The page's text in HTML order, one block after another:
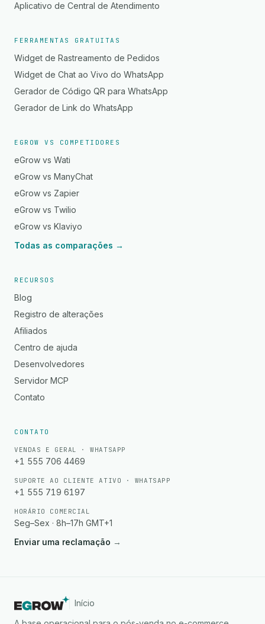
Aplicativo de Central de Atendimento
FERRAMENTAS GRATUITAS
Widget de Rastreamento de Pedidos
Widget de Chat ao Vivo do WhatsApp
Gerador de Código QR para WhatsApp
Gerador de Link do WhatsApp
EGROW VS COMPETIDORES
eGrow vs Wati
eGrow vs ManyChat
eGrow vs Zapier
eGrow vs Twilio
eGrow vs Klaviyo
Todas as comparações →
RECURSOS
Blog
Registro de alterações
Afiliados
Centro de ajuda
Desenvolvedores
Servidor MCP
Contato
CONTATO
VENDAS E GERAL · WHATSAPP
+1 555 706 4469
SUPORTE AO CLIENTE ATIVO · WHATSAPP
+1 555 719 6197
HORÁRIO COMERCIAL
Seg–Sex · 8h–17h GMT+1
Enviar uma reclamação →
Início